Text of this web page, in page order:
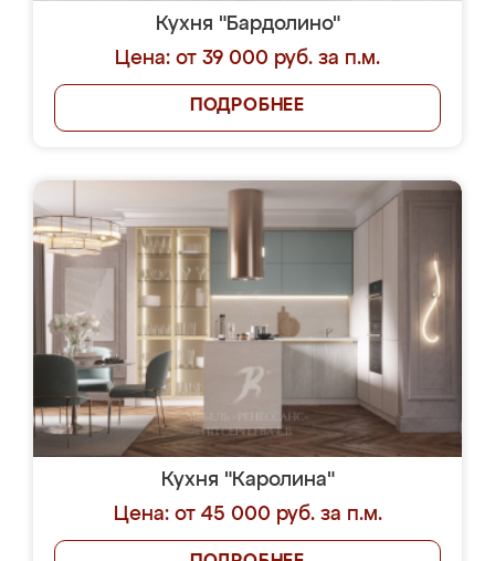
Кухня "Бардолино"
Цена: от 39 000 руб. за п.м.
ПОДРОБНЕЕ
Кухня "Каролина"
Цена: от 45 000 руб. за п.м.